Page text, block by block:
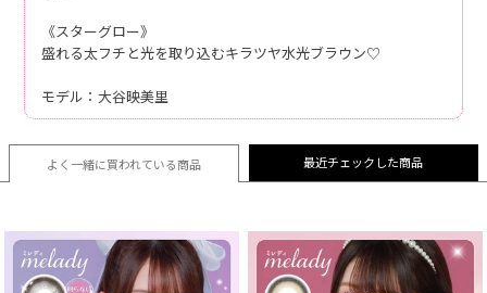
《スターグロー》
盛れる太フチと光を取り込むキラツヤ水光ブラウン♡
モデル：大谷映美里
よく一緒に買われている商品 最近チェックした商品